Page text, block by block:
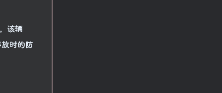
该辆
时的防